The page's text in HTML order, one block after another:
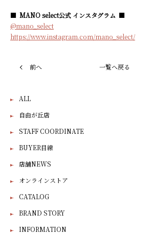
■ MANO select公式 インスタグラム ■
@mano_select
https://www.instagram.com/mano_select/
前へ 一覧へ戻る
ALL
自由が丘店
STAFF COORDINATE
BUYER目線
店舗NEWS
オンラインストア
CATALOG
BRAND STORY
INFORMATION